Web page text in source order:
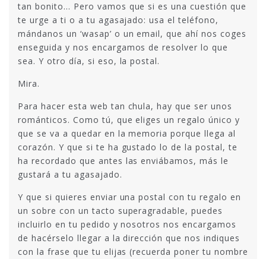
tan bonito… Pero vamos que si es una cuestión que
te urge a ti o a tu agasajado: usa el teléfono,
mándanos un ‘wasap’ o un email, que ahí nos coges
enseguida y nos encargamos de resolver lo que
sea. Y otro día, si eso, la postal.
Mira.
Para hacer esta web tan chula, hay que ser unos
románticos. Como tú, que eliges un regalo único y
que se va a quedar en la memoria porque llega al
corazón. Y que si te ha gustado lo de la postal, te
ha recordado que antes las enviábamos, más le
gustará a tu agasajado.
Y que si quieres enviar una postal con tu regalo en
un sobre con un tacto superagradable, puedes
incluirlo en tu pedido y nosotros nos encargamos
de hacérselo llegar a la dirección que nos indiques
con la frase que tu elijas (recuerda poner tu nombre